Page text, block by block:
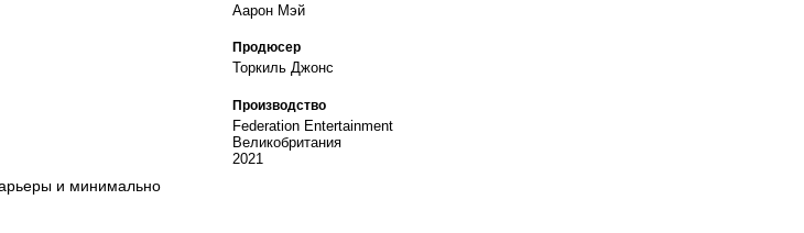
и минимально
Аарон Мэй
Продюсер
Торкиль Джонс
Производство
Federation Entertainment
Великобритания
2021